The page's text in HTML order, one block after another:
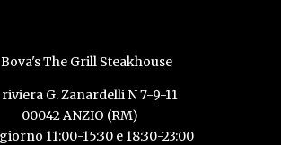
G. Zanardelli N 7-9-11
00042 ANZIO (RM)
11:00-15:30 e 18:30-23:00